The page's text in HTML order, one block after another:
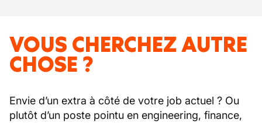
VOUS CHERCHEZ AUTRE
CHOSE ?
Envie d’un extra à côté de votre job actuel ? Ou
plutôt d’un poste pointu en engineering, finance,